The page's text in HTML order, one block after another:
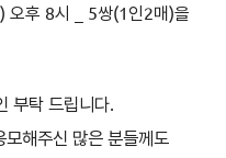
오후 8시
_ 5쌍(1인2매)을
부탁 드립니다.
해주신 많은 분들께도